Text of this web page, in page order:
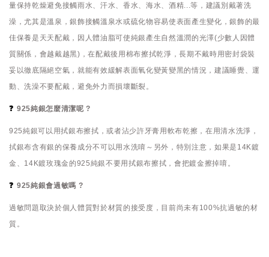
量保持乾燥避免接觸雨水、汗水、香水、海水、酒精...等，建議別戴著洗
澡，尤其是溫泉，銀飾接觸溫泉水或硫化物容易使表面產生變化，銀飾的最
佳保養是天天配戴，因人體油脂可使純銀產生自然溫潤的光澤(少數人因體
質關係，會越戴越黑)，在配戴後用棉布擦拭乾淨，長期不戴時用密封袋裝
妥以徹底隔絕空氣，就能有效緩解表面氧化變黃變黑的情況，建議睡覺、運
動、洗澡不要配戴，避免外力而損壞斷裂。
❓ 925純銀怎麼清潔呢 ?
925純銀可以用拭銀布擦拭，或者沾少許牙膏用軟布乾擦，在用清水洗淨，
拭銀布含有銀的保養成分不可以用水洗唷～另外，特別注意，如果是14K鍍
金、14K鍍玫瑰金的925純銀不要用拭銀布擦拭，會把鍍金擦掉唷。
❓ 925純銀會過敏嗎 ?
過敏問題取決於個人體質對於材質的接受度，目前尚未有100%抗過敏的材
質。